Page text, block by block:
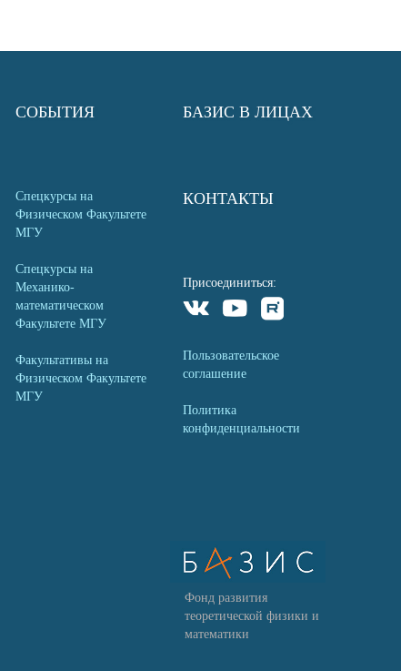
СОБЫТИЯ
Спецкурсы на
Физическом Факультете
МГУ
Спецкурсы на
Механико-
математическом
Факультете МГУ
Факультативы на
Физическом Факультете
МГУ
БАЗИС В ЛИЦАХ
КОНТАКТЫ
Присоединиться:
Пользовательское
соглашение
Политика
конфиденциальности
Фонд развития
теоретической физики и
математики